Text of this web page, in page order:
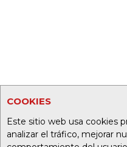
COOKIES
Este sitio web usa cookies
analizar el tráfico, mejorar